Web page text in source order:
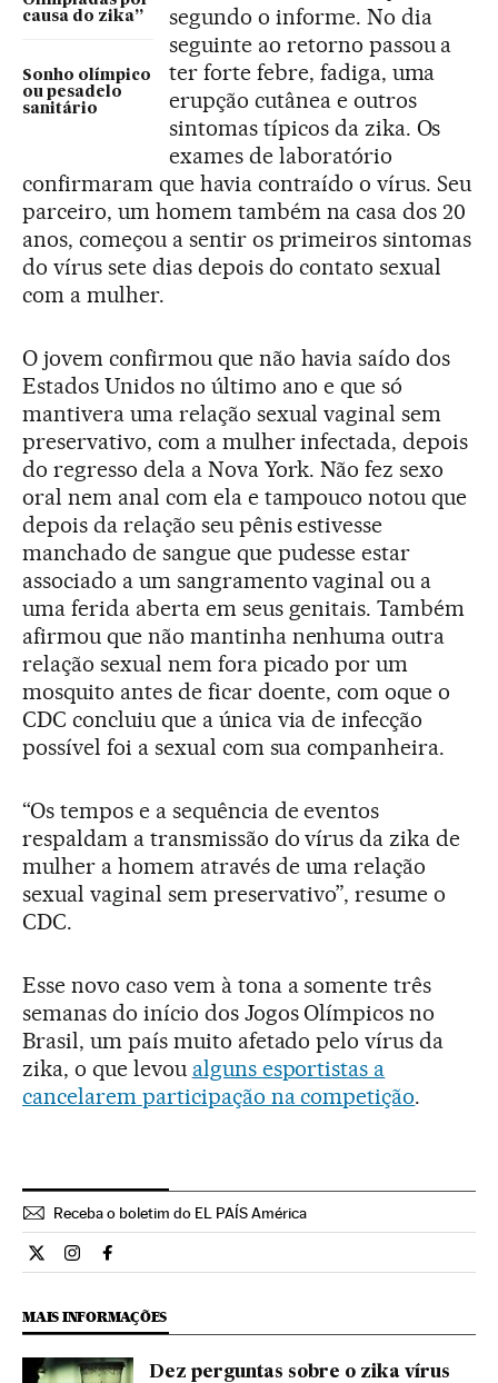
causa do zika”
Sonho olímpico
ou pesadelo
sanitário
segundo o informe. No dia
seguinte ao retorno passou a
ter forte febre, fadiga, uma
erupção cutânea e outros
sintomas típicos da zika. Os
exames de laboratório
confirmaram que havia contraído o vírus. Seu
parceiro, um homem também na casa dos 20
anos, começou a sentir os primeiros sintomas
do vírus sete dias depois do contato sexual
com a mulher.
O jovem confirmou que não havia saído dos
Estados Unidos no último ano e que só
mantivera uma relação sexual vaginal sem
preservativo, com a mulher infectada, depois
do regresso dela a Nova York. Não fez sexo
oral nem anal com ela e tampouco notou que
depois da relação seu pênis estivesse
manchado de sangue que pudesse estar
associado a um sangramento vaginal ou a
uma ferida aberta em seus genitais. Também
afirmou que não mantinha nenhuma outra
relação sexual nem fora picado por um
mosquito antes de ficar doente, com oque o
CDC concluiu que a única via de infecção
possível foi a sexual com sua companheira.
“Os tempos e a sequência de eventos
respaldam a transmissão do vírus da zika de
mulher a homem através de uma relação
sexual vaginal sem preservativo”, resume o
CDC.
Esse novo caso vem à tona a somente três
semanas do início dos Jogos Olímpicos no
Brasil, um país muito afetado pelo vírus da
zika, o que levou alguns esportistas a
cancelarem participação na competição.
Receba o boletim do EL PAÍS América
Internacional El País Brasil en Twitter
Internacional El País Brasil en Instagram
Internacional El País Brasil en Facebook
MAIS INFORMAÇÕES
Dez perguntas sobre o zika vírus